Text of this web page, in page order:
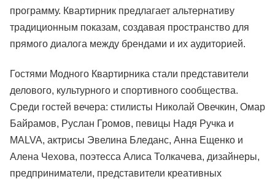
программу. Квартирник предлагает альтернативу
традиционным показам, создавая пространство для
прямого диалога между брендами и их аудиторией.
Гостями Модного Квартирника стали представители
делового, культурного и спортивного сообщества.
Среди гостей вечера: стилисты Николай Овечкин, Омар
Байрамов, Руслан Громов, певицы Надя Ручка и
MALVA, актрисы Эвелина Бледанс, Анна Ещенко и
Алена Чехова, поэтесса Алиса Толкачева, дизайнеры,
предприниматели, представители креативных